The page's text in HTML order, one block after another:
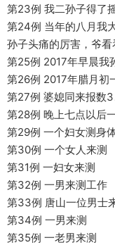
第23例 我二孙子得了
第24例 当年的八月我
孙子头痛的厉害，爷
第25例 2017年早晨我
第26例 2017年腊月初
第27例 婆媳同来报数
第28例 晚上七点以后
第29例 一个妇女测身
第30例 一个女人来测
第31例 一妇女来测
第32例 一男来测工作
第33例 唐山一位男士
第34例 一男来测
第35例 一老男来测